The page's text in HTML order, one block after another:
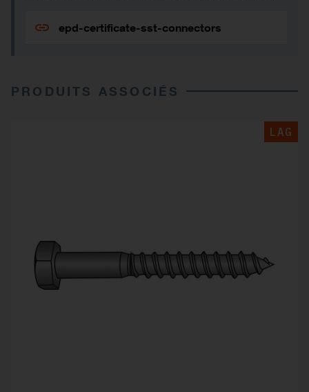
epd-certificate-sst-connectors
PRODUITS ASSOCIÉS
LAG